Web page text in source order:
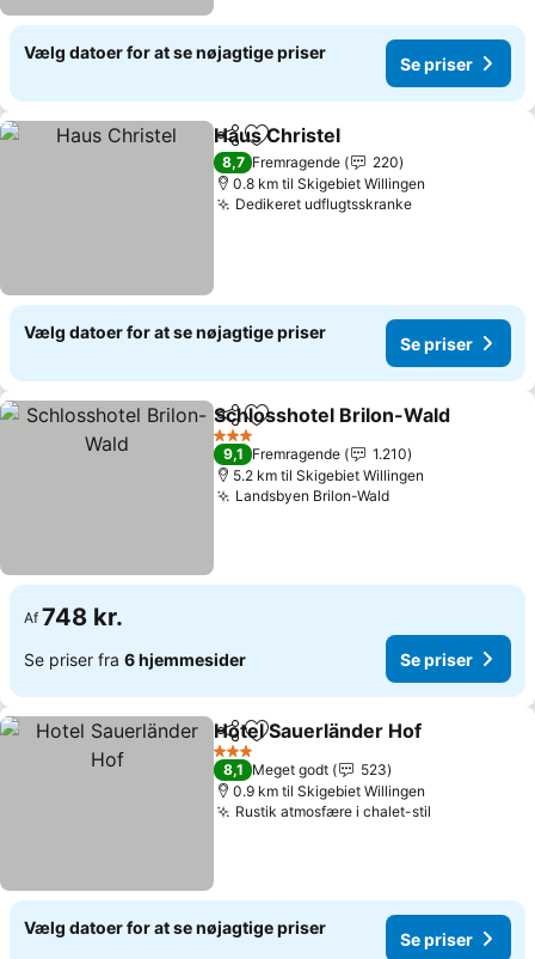
Vælg datoer for at se nøjagtige priser
Se priser
Del Føj til favoritter
Haus Christel
8,7 Fremragende
220
0.8 km til Skigebiet Willingen
Dedikeret udflugtsskranke
Vælg datoer for at se nøjagtige priser
Se priser
Del Føj til favoritter
Schlosshotel Brilon-Wald
3 Stjerner
9,1 Fremragende
1.210
5.2 km til Skigebiet Willingen
Landsbyen Brilon-Wald
Af 748 kr.
Se priser fra 6 hjemmesider Se priser
Del Føj til favoritter
Hotel Sauerländer Hof
3 Stjerner
8,1 Meget godt
523
0.9 km til Skigebiet Willingen
Rustik atmosfære i chalet-stil
Vælg datoer for at se nøjagtige priser
Se priser